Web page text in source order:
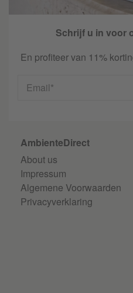
Schrijf u in voor
En profiteer van 11%
Email*
AmbienteDirect
About us
Impressum
Algemene Voorwaarden
Privacyverklaring